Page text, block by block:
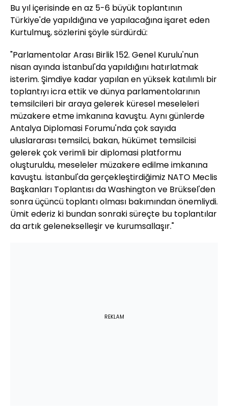
Bu yıl içerisinde en az 5-6 büyük toplantının
Türkiye'de yapıldığına ve yapılacağına işaret eden
Kurtulmuş, sözlerini şöyle sürdürdü:
"Parlamentolar Arası Birlik 152. Genel Kurulu'nun
nisan ayında İstanbul'da yapıldığını hatırlatmak
isterim. Şimdiye kadar yapılan en yüksek katılımlı bir
toplantıyı icra ettik ve dünya parlamentolarının
temsilcileri bir araya gelerek küresel meseleleri
müzakere etme imkanına kavuştu. Aynı günlerde
Antalya Diplomasi Forumu'nda çok sayıda
uluslararası temsilci, bakan, hükümet temsilcisi
gelerek çok verimli bir diplomasi platformu
oluşturuldu, meseleler müzakere edilme imkanına
kavuştu. İstanbul'da gerçekleştirdiğimiz NATO Meclis
Başkanları Toplantısı da Washington ve Brüksel'den
sonra üçüncü toplantı olması bakımından önemliydi.
Ümit ederiz ki bundan sonraki süreçte bu toplantılar
da artık gelenekselleşir ve kurumsallaşır."
REKLAM